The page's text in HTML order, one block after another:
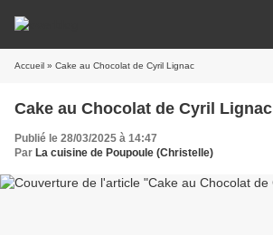
Accueil » Cake au Chocolat de Cyril Lignac
Cake au Chocolat de Cyril Lignac
Publié le 28/03/2025 à 14:47
Par La cuisine de Poupoule (Christelle)